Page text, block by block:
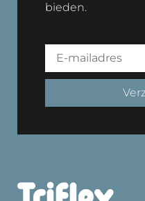
bieden.